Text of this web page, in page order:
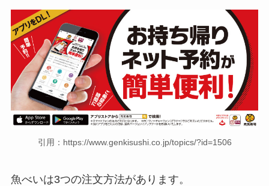
引用：https://www.genkisushi.co.jp/topics/?id=1506
魚べいは3つの注文方法があります。